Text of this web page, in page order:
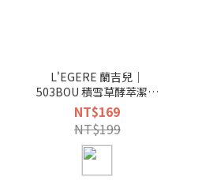
L'EGERE 蘭吉兒｜
503BOU 積雪草酵萃潔面
乳 (200ml/支)
NT$169
NT$199